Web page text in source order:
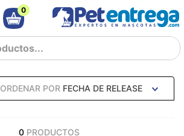
0
ORDENAR POR FECHA DE RELEASE
0 PRODUCTOS